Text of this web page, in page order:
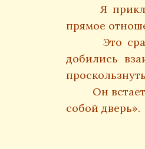
Я
прямое
Это
добились
Он
собой дверь».